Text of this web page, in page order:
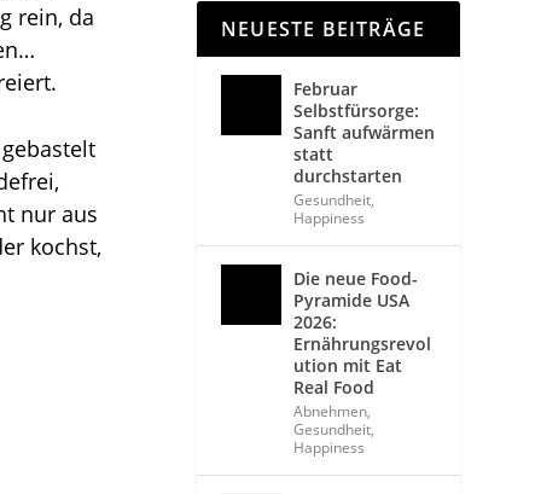
rein, da
nur aus
kochst,
NEUESTE BEITRÄGE
Februar
Selbstfürsorge:
Sanft aufwärmen
statt
durchstarten
Gesundheit,
Happiness
Die neue Food-
Pyramide USA
2026:
Ernährungsrevol
ution mit Eat
Real Food
Abnehmen,
Gesundheit,
Happiness